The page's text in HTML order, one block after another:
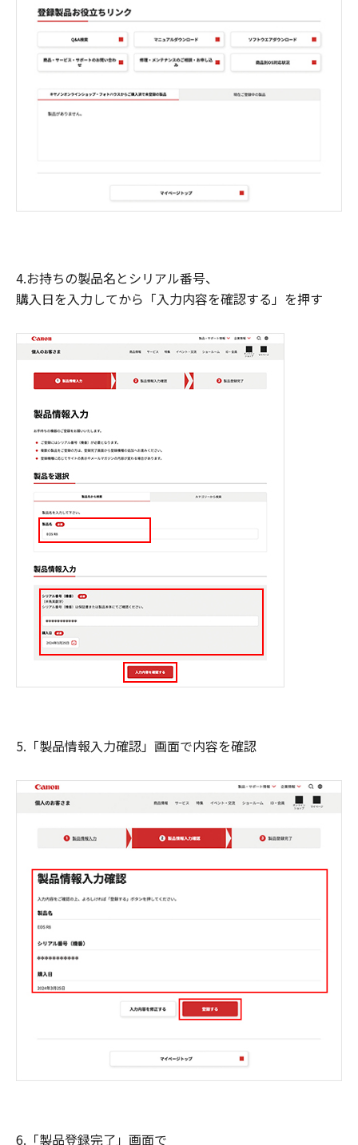
4.お持ちの製品名とシリアル番号、
購入日を入力してから「入力内容を確認する」を押す
5.「製品情報入力確認」画面で内容を確認
6.「製品登録完了」画面で